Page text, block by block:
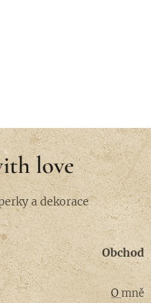
love
a dekorace
Obchod
Omně